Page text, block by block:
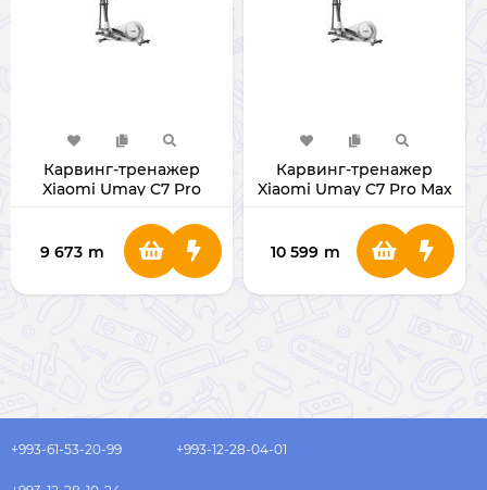
Карвинг-тренажер
Xiaomi Umay C7 Pro
9 673 m
Карвинг-тренажер
Xiaomi Umay C7 Pro Max
10 599 m
+993-61-53-20-99 +993-12-28-04-01